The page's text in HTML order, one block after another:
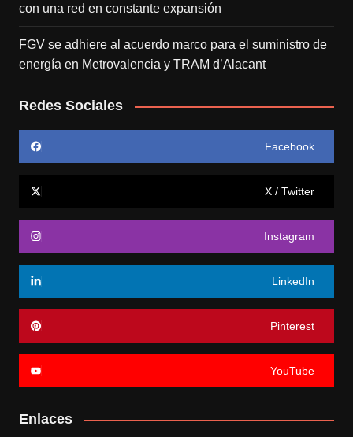
con una red en constante expansión
FGV se adhiere al acuerdo marco para el suministro de
energía en Metrovalencia y TRAM d’Alacant
Redes Sociales
Facebook
X / Twitter
Instagram
LinkedIn
Pinterest
YouTube
Enlaces